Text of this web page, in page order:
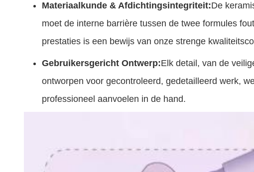
Materiaalkunde & Afdichtingsintegriteit:De
moet de interne barrière tussen de twee formules
prestaties is een bewijs van onze strenge
Gebruikersgericht Ontwerp:Elk detail, van de
ontworpen voor gecontroleerd, gedetailleerd werk,
professioneel aanvoelen in de hand.